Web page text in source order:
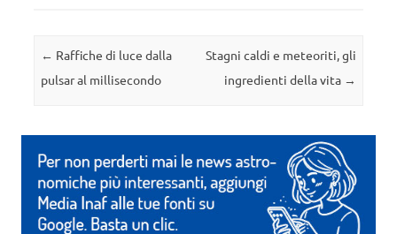
Navigazione articolo
← Raffiche di luce dalla
pulsar al millisecondo
Stagni caldi e meteoriti, gli
ingredienti della vita →